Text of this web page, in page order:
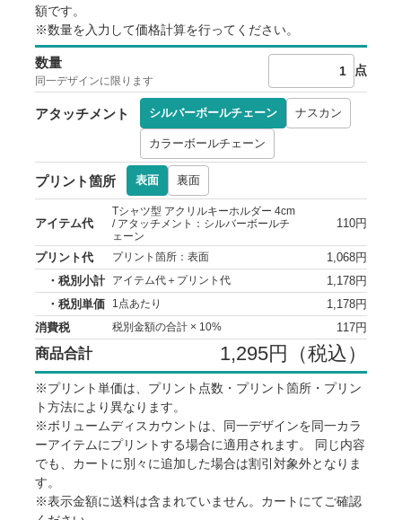
額です。
※数量を入力して価格計算を行ってください。
数量
同一デザインに限ります
点
アタッチメント シルバーボールチェーン ナスカン
カラーボールチェーン
プリント箇所 表面 裏面
アイテム代
Tシャツ型 アクリルキーホルダー 4cm
/ アタッチメント：シルバーボールチ
ェーン
110円
プリント代 プリント箇所：表面
1,068円
・税別小計
アイテム代＋プリント代
1,178円
・税別単価
1点あたり
1,178円
消費税
税別金額の合計 × 10% 117円
商品合計 1,295円（税込）
※プリント単価は、プリント点数・プリント箇所・プリン
ト方法により異なります。
※ボリュームディスカウントは、同一デザインを同一カラ
ーアイテムにプリントする場合に適用されます。 同じ内容
でも、カートに別々に追加した場合は割引対象外となりま
す。
※表示金額に送料は含まれていません。カートにてご確認